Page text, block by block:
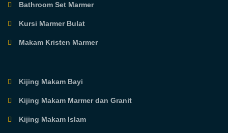
Bathroom Set Marmer
Kursi Marmer Bulat
Makam Kristen Marmer
Kijing Makam Bayi
Kijing Makam Marmer dan Granit
Kijing Makam Islam